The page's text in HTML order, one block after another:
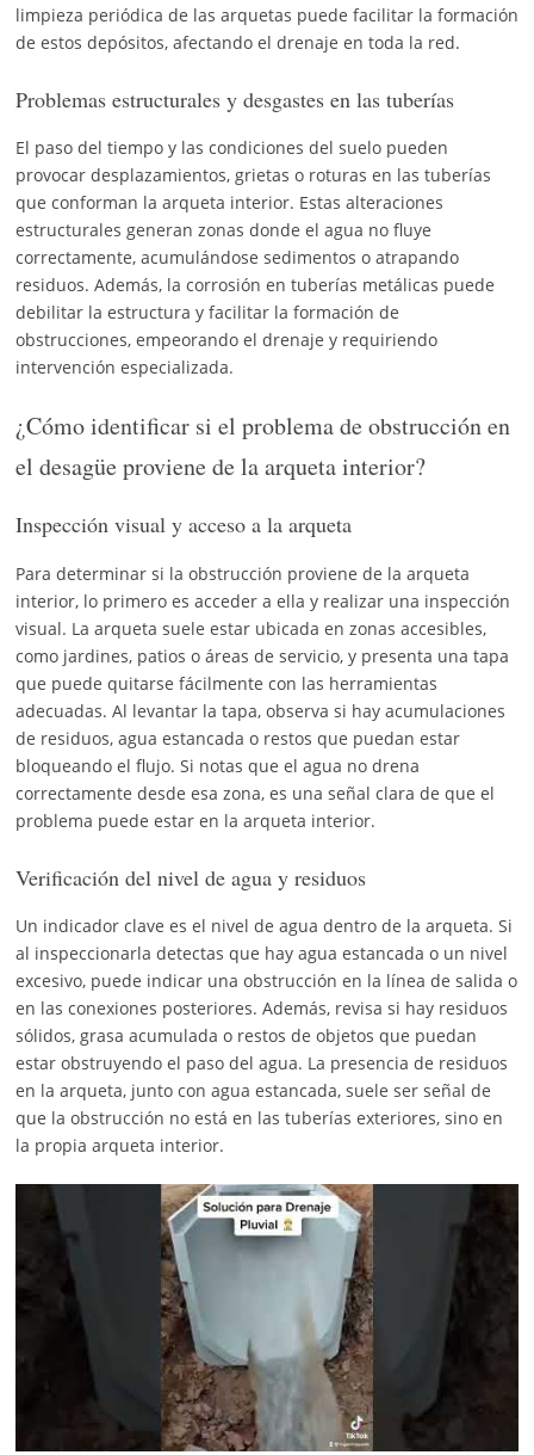
limpieza periódica de las arquetas puede facilitar la formación
de estos depósitos, afectando el drenaje en toda la red.
Problemas estructurales y desgastes en las tuberías
El paso del tiempo y las condiciones del suelo pueden
provocar desplazamientos, grietas o roturas en las tuberías
que conforman la arqueta interior. Estas alteraciones
estructurales generan zonas donde el agua no fluye
correctamente, acumulándose sedimentos o atrapando
residuos. Además, la corrosión en tuberías metálicas puede
debilitar la estructura y facilitar la formación de
obstrucciones, empeorando el drenaje y requiriendo
intervención especializada.
¿Cómo identificar si el problema de obstrucción en
el desagüe proviene de la arqueta interior?
Inspección visual y acceso a la arqueta
Para determinar si la obstrucción proviene de la arqueta
interior, lo primero es acceder a ella y realizar una inspección
visual. La arqueta suele estar ubicada en zonas accesibles,
como jardines, patios o áreas de servicio, y presenta una tapa
que puede quitarse fácilmente con las herramientas
adecuadas. Al levantar la tapa, observa si hay acumulaciones
de residuos, agua estancada o restos que puedan estar
bloqueando el flujo. Si notas que el agua no drena
correctamente desde esa zona, es una señal clara de que el
problema puede estar en la arqueta interior.
Verificación del nivel de agua y residuos
Un indicador clave es el nivel de agua dentro de la arqueta. Si
al inspeccionarla detectas que hay agua estancada o un nivel
excesivo, puede indicar una obstrucción en la línea de salida o
en las conexiones posteriores. Además, revisa si hay residuos
sólidos, grasa acumulada o restos de objetos que puedan
estar obstruyendo el paso del agua. La presencia de residuos
en la arqueta, junto con agua estancada, suele ser señal de
que la obstrucción no está en las tuberías exteriores, sino en
la propia arqueta interior.